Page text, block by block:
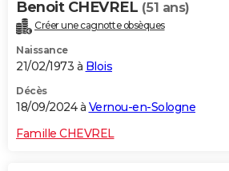
Benoit CHEVREL (51 ans)
Créer une cagnotte obsèques
Naissance
21/02/1973 à Blois
Décès
18/09/2024 à Vernou-en-Sologne
Famille CHEVREL